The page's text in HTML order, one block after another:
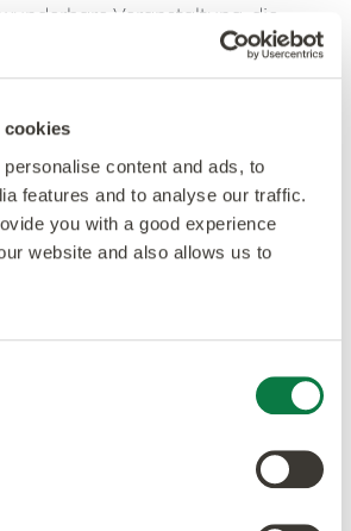
cookies
content and ads, to
features and to analyse our traffic.
you with a good experience
website and also allows us to
Veranstaltung, die
von Emma Hopkins, Senior
und Christina Beedle, Assistentin
nicht möglich gewesen wäre. Ein
beide für die Gestaltung eines
wir freuen uns auf die nächsten